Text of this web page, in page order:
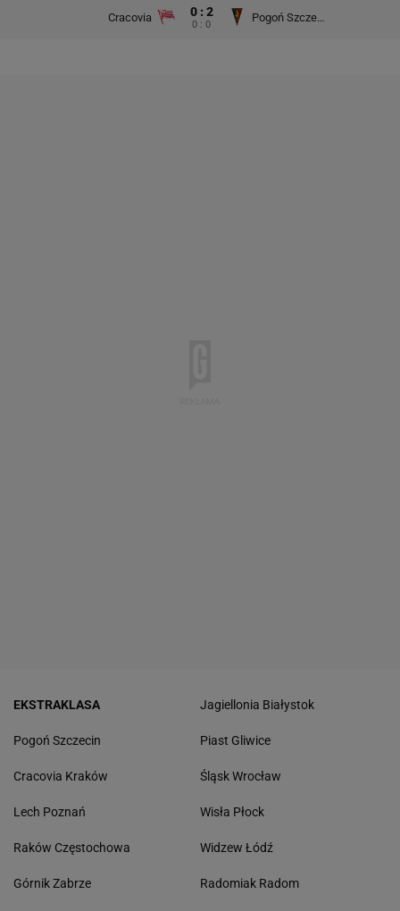
Cracovia 0 : 2
0 : 0
Pogoń Szczecin
EKSTRAKLASA
Pogoń Szczecin
Cracovia Kraków
Lech Poznań
Raków Częstochowa
Górnik Zabrze
Jagiellonia Białystok
Piast Gliwice
Śląsk Wrocław
Wisła Płock
Widzew Łódź
Radomiak Radom